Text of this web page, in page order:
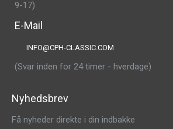
9-17)
E-Mail
INFO@CPH-CLASSIC.COM
(Svar inden for 24 timer - hverdage)
Nyhedsbrev
Få nyheder direkte i din indbakke